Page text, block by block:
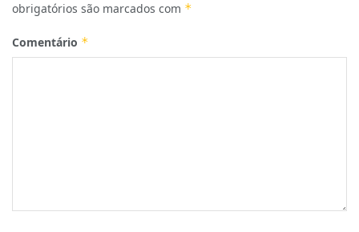
obrigatórios são marcados com *
Comentário *